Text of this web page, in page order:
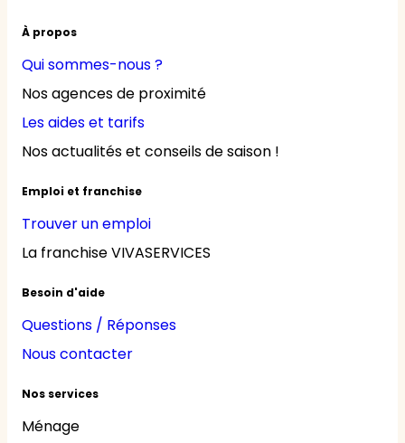
À propos
Qui sommes-nous ?
Nos agences de proximité
Les aides et tarifs
Nos actualités et conseils de saison !
Emploi et franchise
Trouver un emploi
La franchise VIVASERVICES
Besoin d'aide
Questions / Réponses
Nous contacter
Nos services
Ménage